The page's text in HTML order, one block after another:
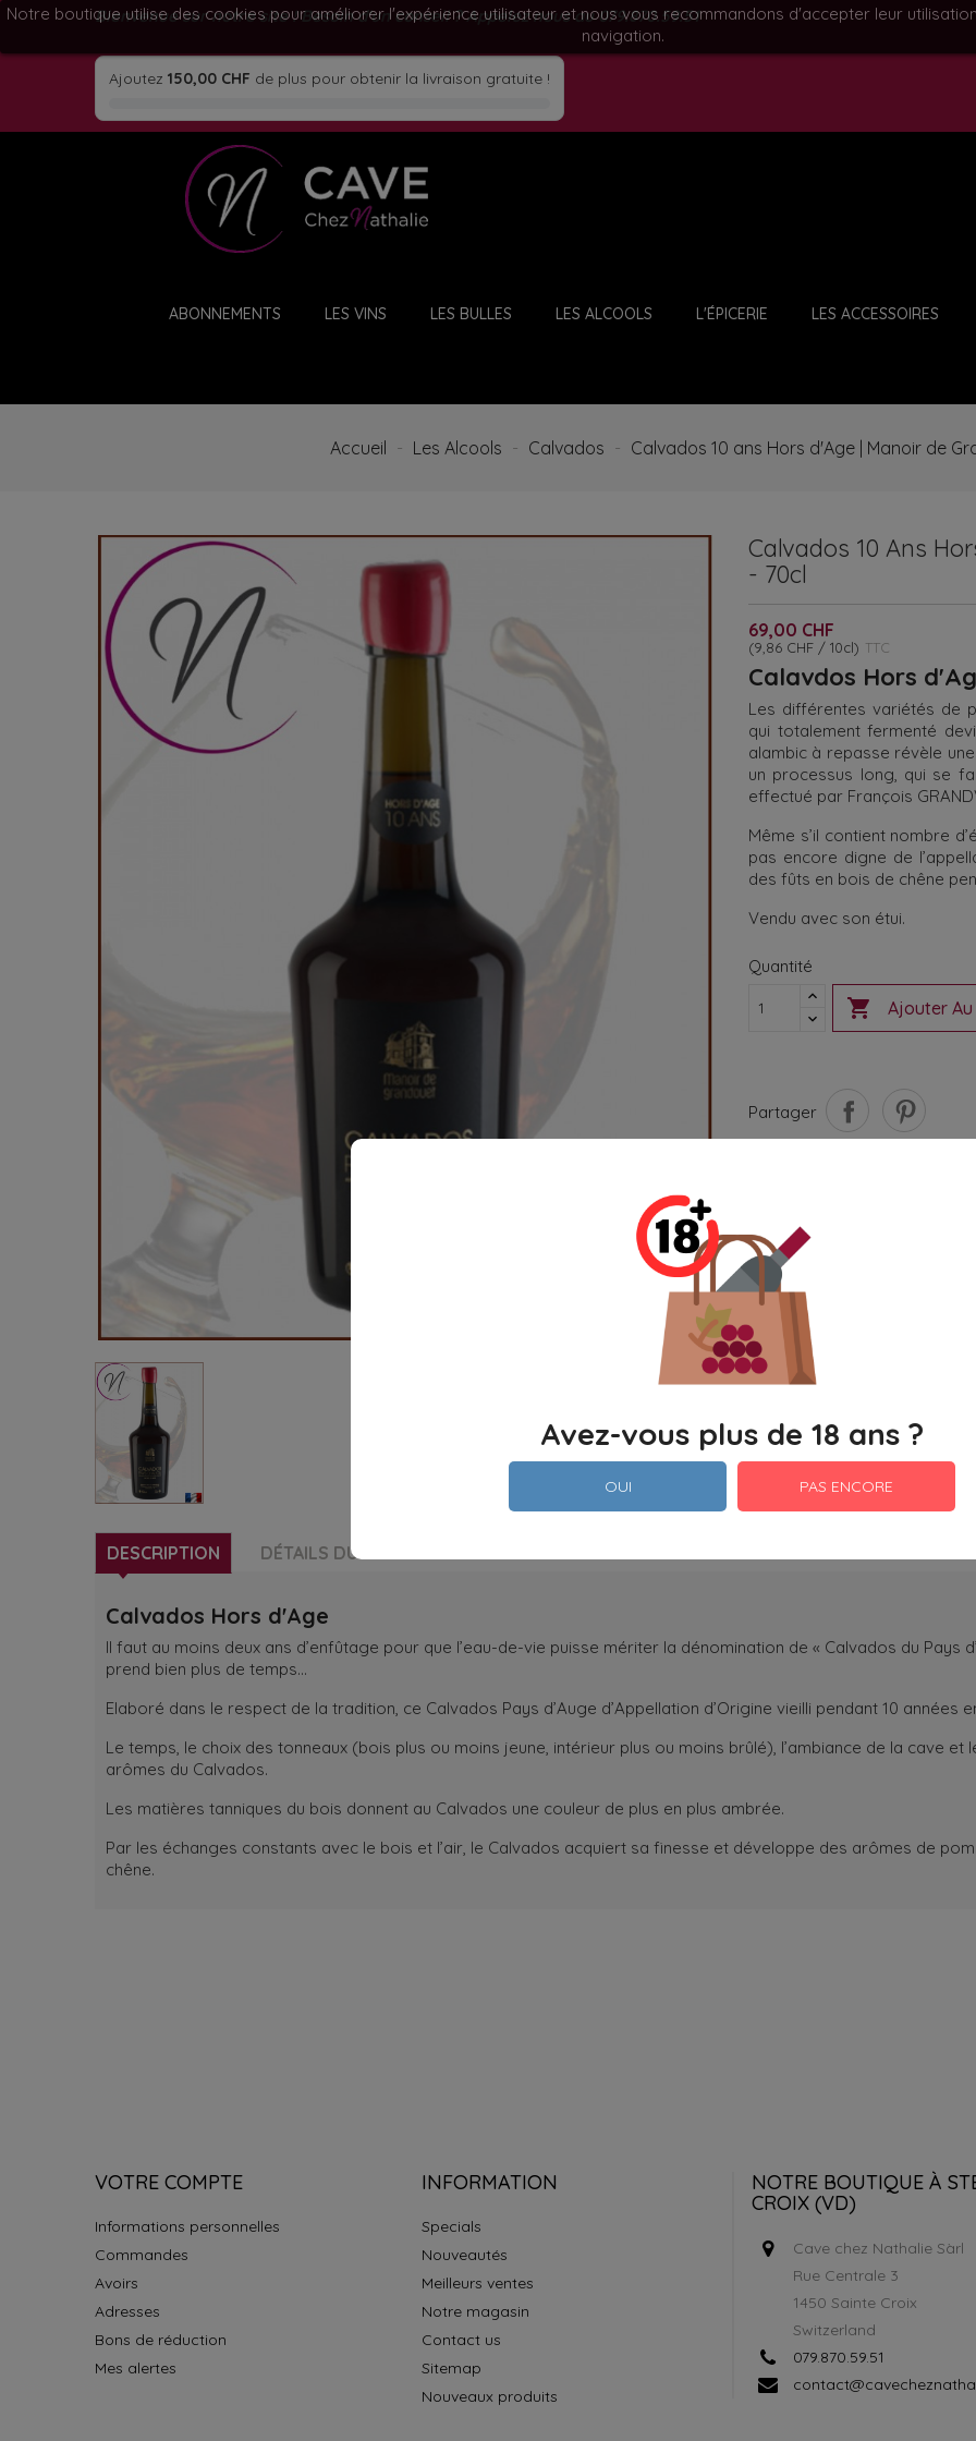
Avez-vous plus de 18 ans ?
OUI PAS ENCORE
Bienvenue sur notre site ! Besoin d'un conseil ? Appelez nous au 079.870.59.51
Ajoutez 150,00 CHF de plus pour obtenir la livraison gratuite !
ABONNEMENTS LES VINS LES BULLES LES ALCOOLS L'ÉPICERIE LES ACCESSOIRES
Notre boutique utilise des cookies pour améliorer l'expérience utilisateur et nous vous recommandons d'accepter leur
navigation.
Accueil Les Alcools Calvados Calvados 10 ans Hors d'Age | Manoir de
Calvados 10 Ans
- 70cl
69,00 CHF
(9,86 CHF / 10cl) TTC
Calavdos Hors
Les différentes variétés de
qui totalement fermenté
alambic à repasse révèle
un processus long, qui se
effectué par François
Même s’il contient nombre
pas encore digne de
des fûts en bois de chêne
Vendu avec son étui.
Quantité
 Ajouter
Partager
Livraison Vinolog - La
Retour ou échange
DESCRIPTION DÉTAILS DU PRODUIT
Calvados Hors d'Age
Il faut au moins deux ans d’enfûtage pour que l’eau-de-vie puisse mériter la dénomination de « Calvados du Pays
prend bien plus de temps…
Elaboré dans le respect de la tradition, ce Calvados Pays d’Auge d’Appellation d’Origine vieilli pendant 10 années
Le temps, le choix des tonneaux (bois plus ou moins jeune, intérieur plus ou moins brûlé), l’ambiance de la cave
arômes du Calvados.
Les matières tanniques du bois donnent au Calvados une couleur de plus en plus ambrée.
Par les échanges constants avec le bois et l’air, le Calvados acquiert sa finesse et développe des arômes de
chêne.
VOTRE COMPTE
Informations personnelles
Commandes
Avoirs
Adresses
Bons de réduction
Mes alertes
INFORMATION
Specials
Nouveautés
Meilleurs ventes
Notre magasin
Contact us
Sitemap
Nouveaux produits
NOTRE BOUTIQUE À
CROIX (VD)
Cave chez Nathalie Sàrl
Rue Centrale 3
1450 Sainte Croix
Switzerland
079.870.59.51